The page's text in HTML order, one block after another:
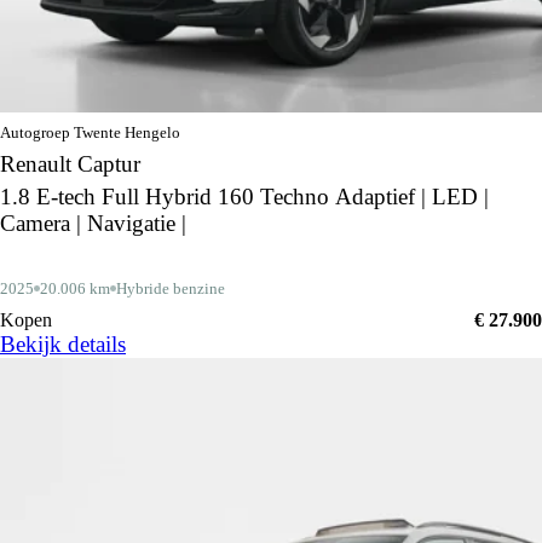
Autogroep Twente Hengelo
Renault Captur
1.8 E-tech Full Hybrid 160 Techno Adaptief | LED |
Camera | Navigatie |
2025 20.006 km Hybride benzine
Kopen € 27.900
Bekijk details